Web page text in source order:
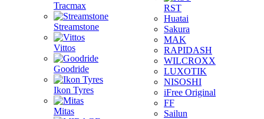
Tracmax
Streamstone
Vittos
Goodride
Ikon Tyres
Mitas
RST
Huatai
Sakura
MAK
RAPIDASH
WILCROXX
LUXOTIK
NISOSHI
iFree Original
FF
Sailun